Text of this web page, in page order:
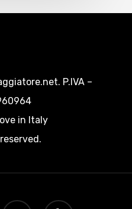
P.IVA –
in Italy
google- yelp